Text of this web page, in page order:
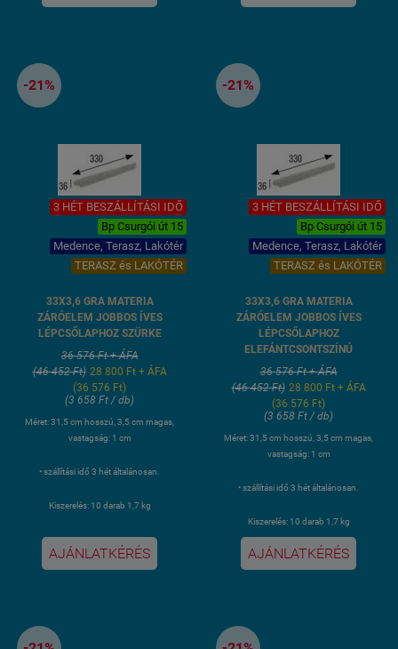
-21%
3 HÉT BESZÁLLÍTÁSI IDŐ
Bp Csurgói út 15
Medence, Terasz, Lakótér
TERASZ és LAKÓTÉR
33X3,6 GRA MATERIA
ZÁRÓELEM JOBBOS ÍVES
LÉPCSŐLAPHOZ SZÜRKE
36 576 Ft + ÁFA
(46 452 Ft) 28 800 Ft + ÁFA
(36 576 Ft)
(3 658 Ft / db)
Méret: 31,5 cm hosszú, 3,5 cm magas,
vastagság: 1 cm
• szállítási idő 3 hét általánosan.
Kiszerelés: 10 darab 1,7 kg
AJÁNLATKÉRÉS
-21%
3 HÉT BESZÁLLÍTÁSI IDŐ
Bp Csurgói út 15
Medence, Terasz, Lakótér
TERASZ és LAKÓTÉR
33X3,6 GRA MATERIA
ZÁRÓELEM JOBBOS ÍVES
LÉPCSŐLAPHOZ
ELEFÁNTCSONTSZÍNÚ
36 576 Ft + ÁFA
(46 452 Ft) 28 800 Ft + ÁFA
(36 576 Ft)
(3 658 Ft / db)
Méret: 31,5 cm hosszú, 3,5 cm magas,
vastagság: 1 cm
• szállítási idő 3 hét általánosan.
Kiszerelés: 10 darab 1,7 kg
AJÁNLATKÉRÉS